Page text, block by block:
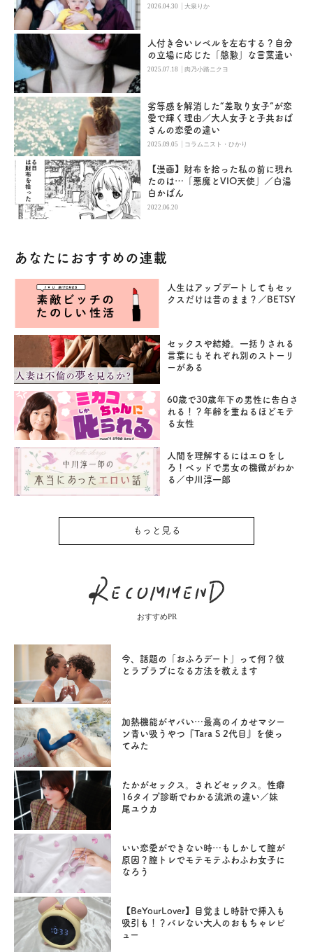
2026.04.30 |大泉りか
人付き合いレベルを左右する？自分
の立場に応じた「慇懃」な言葉遣い
2025.07.18 |肉乃小路ニクヨ
劣等感を解消した“差取り女子”が恋
愛で輝く理由／大人女子と子共おば
さんの恋愛の違い
2025.09.05 | コラムニスト・ひかり
【漫画】財布を拾った私の前に現れ
たのは…「悪魔とVIO天使」／白湯
白かばん
2022.06.20
あなたにおすすめの連載
人生はアップデートしてもセッ
クスだけは昔のまま？／BETSY
セックスや結婚。一括りされる
言葉にもそれぞれ別のストーリ
ーがある
60歳で30歳年下の男性に告白さ
れる！？年齢を重ねるほどモテ
る女性
人間を理解するにはエロをし
ろ！ベッドで男女の機微がわか
る／中川淳一郎
もっと見る
おすすめPR
今、話題の「おふろデート」って何？彼
とラブラブになる方法を教えます
加熱機能がヤバい…最高のイカせマシー
ン青い吸うやつ『Tara S 2代目』を使っ
てみた
たかがセックス。されどセックス。性癖
16タイプ診断でわかる流派の違い／妹
尾ユウカ
いい恋愛ができない時…もしかして膣が
原因？膣トレでモテモテふわふわ女子に
なろう
【BeYourLover】目覚まし時計で挿入も
吸引も！？バレない大人のおもちゃレビ
ュー